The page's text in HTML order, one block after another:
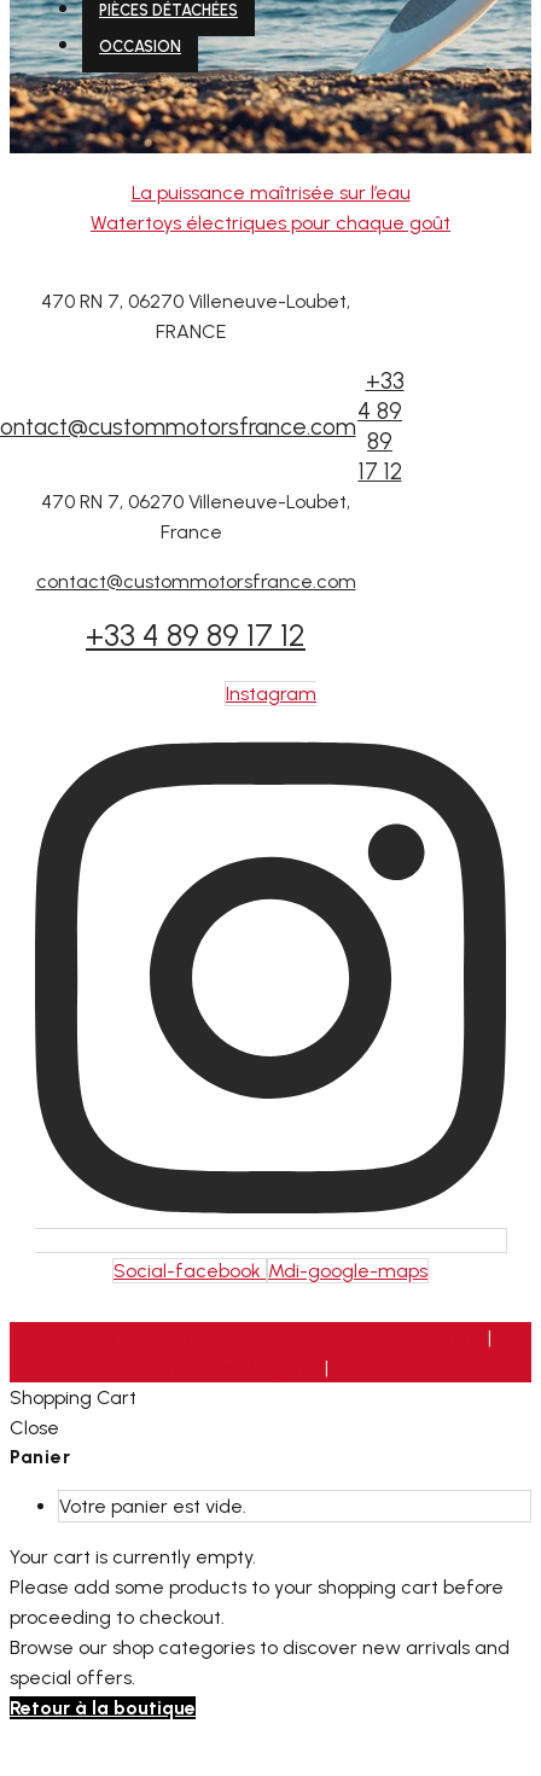
PIÈCES DÉTACHÉES
OCCASION
La puissance maîtrisée sur l’eau
Watertoys électriques pour chaque goût
470 RN 7, 06270 Villeneuve-Loubet,
FRANCE
+33
4 89
89
17 12
470 RN 7, 06270 Villeneuve-Loubet,
France
contact@custommotorsfrance.com
+33 4 89 89 17 12
Instagram
Social-facebook Mdi-google-maps
|
|
Shopping Cart
Close
Panier
Votre panier est vide.
Your cart is currently empty.
Please add some products to your shopping cart before
proceeding to checkout.
Browse our shop categories to discover new arrivals and
special offers.
Retour à la boutique